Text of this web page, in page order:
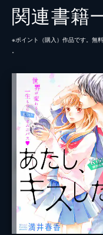
関連書籍
※ポイント（購⼊）作品です。無